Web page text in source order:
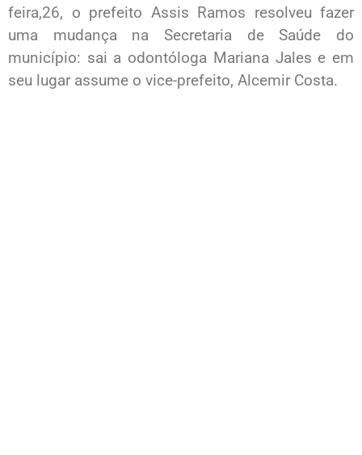
feira,26, o prefeito Assis Ramos resolveu fazer
uma mudança na Secretaria de Saúde do
município: sai a odontóloga Mariana Jales e em
seu lugar assume o vice-prefeito, Alcemir Costa.